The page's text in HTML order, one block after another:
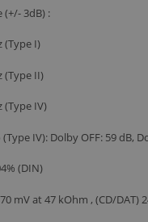
(+/- 3dB) :
I)
II)
IV)
IV): Dolby OFF: 59 dB,
(DIN)
mV at 47 kOhm , (CD/DAT)